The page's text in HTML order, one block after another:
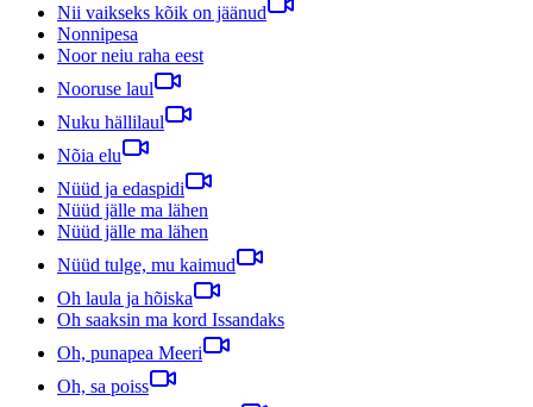
Nii vaikseks kõik on jäänud
Nonnipesa
Noor neiu raha eest
Nooruse laul
Nuku hällilaul
Nõia elu
Nüüd ja edaspidi
Nüüd jälle ma lähen
Nüüd jälle ma lähen
Nüüd tulge, mu kaimud
Oh laula ja hõiska
Oh saaksin ma kord Issandaks
Oh, punapea Meeri
Oh, sa poiss